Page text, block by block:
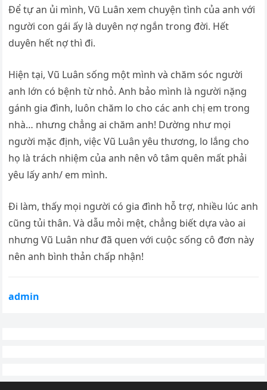
Để tự an ủi mình, Vũ Luân xem chuyện tình của anh với
người con gái ấy là duyên nợ ngắn trong đời. Hết
duyên hết nợ thì đi.
Hiện tại, Vũ Luân sống một mình và chăm sóc người
anh lớn có bệnh từ nhỏ. Anh bảo mình là người nặng
gánh gia đình, luôn chăm lo cho các anh chị em trong
nhà… nhưng chẳng ai chăm anh! Dường như mọi
người mặc định, việc Vũ Luân yêu thương, lo lắng cho
họ là trách nhiệm của anh nên vô tâm quên mất phải
yêu lấy anh/ em mình.
Đi làm, thấy mọi người có gia đình hỗ trợ, nhiều lúc anh
cũng tủi thân. Và dẫu mỏi mệt, chẳng biết dựa vào ai
nhưng Vũ Luân như đã quen với cuộc sống cô đơn này
nên anh bình thản chấp nhận!
admin